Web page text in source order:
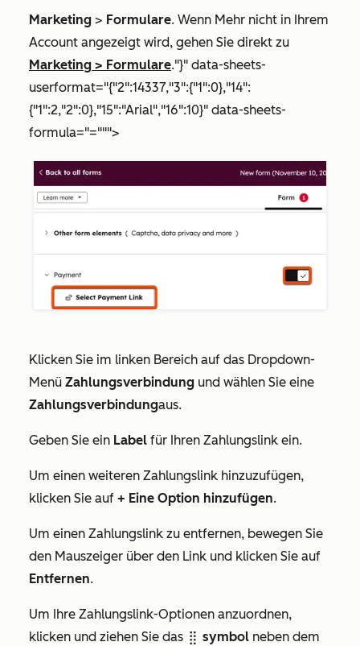
Marketing > Formulare. Wenn Mehr nicht in Ihrem
Account angezeigt wird, gehen Sie direkt zu
Marketing > Formulare."}" data-sheets-
userformat="{"2":14337,"3":{"1":0},"14":
{"1":2,"2":0},"15":"Arial","16":10}" data-sheets-
formula="=""">
Klicken Sie im linken Bereich auf das Dropdown-
Menü Zahlungsverbindung und wählen Sie eine
Zahlungsverbindungaus.
Geben Sie ein Label für Ihren Zahlungslink ein.
Um einen weiteren Zahlungslink hinzuzufügen,
klicken Sie auf + Eine Option hinzufügen.
Um einen Zahlungslink zu entfernen, bewegen Sie
den Mauszeiger über den Link und klicken Sie auf
Entfernen.
Um Ihre Zahlungslink-Optionen anzuordnen,
klicken und ziehen Sie das dragHandle symbol neben dem